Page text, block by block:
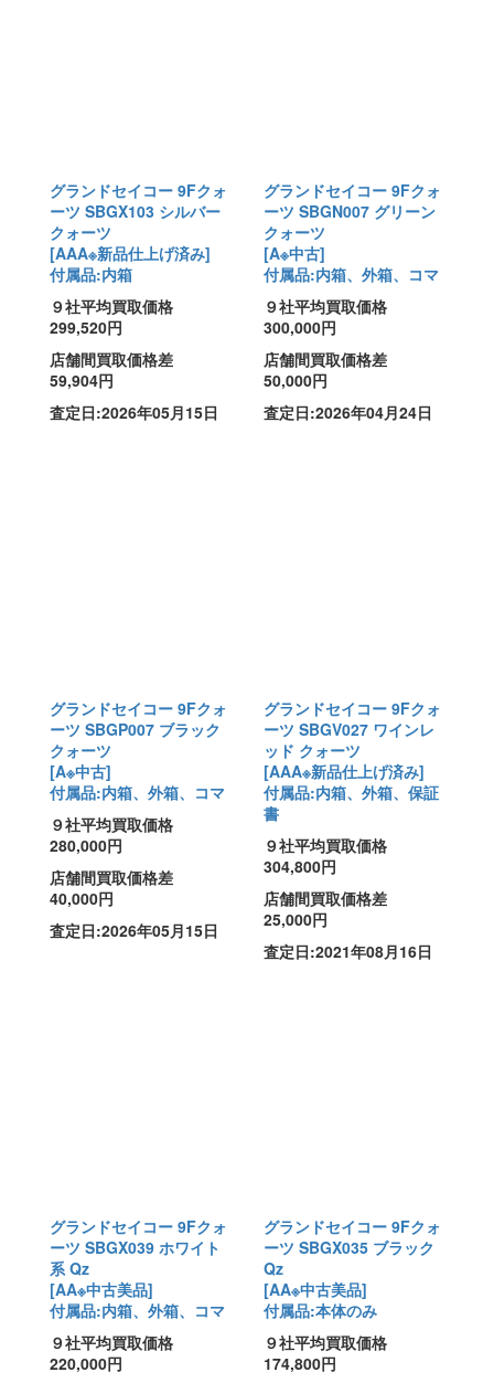
グランドセイコー 9Fクォ
ーツ SBGX103 シルバー
クォーツ
[AAA※新品仕上げ済み]
付属品:内箱
９社平均買取価格
299,520円
店舗間買取価格差
59,904円
査定日:2026年05月15日
グランドセイコー 9Fクォ
ーツ SBGN007 グリーン
クォーツ
[A※中古]
付属品:内箱、外箱、コマ
９社平均買取価格
300,000円
店舗間買取価格差
50,000円
査定日:2026年04月24日
グランドセイコー 9Fクォ
ーツ SBGP007 ブラック
クォーツ
[A※中古]
付属品:内箱、外箱、コマ
９社平均買取価格
280,000円
店舗間買取価格差
40,000円
査定日:2026年05月15日
グランドセイコー 9Fクォ
ーツ SBGV027 ワインレ
ッド クォーツ
[AAA※新品仕上げ済み]
付属品:内箱、外箱、保証
書
９社平均買取価格
304,800円
店舗間買取価格差
25,000円
査定日:2021年08月16日
グランドセイコー 9Fクォ
ーツ SBGX039 ホワイト
系 Qz
[AA※中古美品]
付属品:内箱、外箱、コマ
９社平均買取価格
220,000円
グランドセイコー 9Fクォ
ーツ SBGX035 ブラック
Qz
[AA※中古美品]
付属品:本体のみ
９社平均買取価格
174,800円